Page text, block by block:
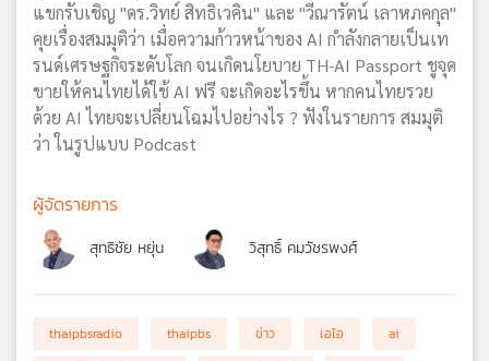
แขกรับเชิญ "ดร.วิทย์ สิทธิเวคิน" และ "วีณารัตน์ เลาหภคกุล"
คุยเรื่องสมมุติว่า เมื่อความก้าวหน้าของ AI กำลังกลายเป็นเท
รนด์เศรษฐกิจระดับโลก จนเกิดนโยบาย TH-AI Passport ชูจุด
ขายให้คนไทยได้ใช้ AI ฟรี จะเกิดอะไรขึ้น หากคนไทยรวย
ด้วย AI ไทยจะเปลี่ยนโฉมไปอย่างไร ? ฟังในรายการ สมมุติ
ว่า ในรูปแบบ Podcast
ผู้จัดรายการ
สุทธิชัย หยุ่น วิสุทธิ์ คมวัชรพงศ์
thaipbsradio thaipbs ข่าว เอไอ
ai